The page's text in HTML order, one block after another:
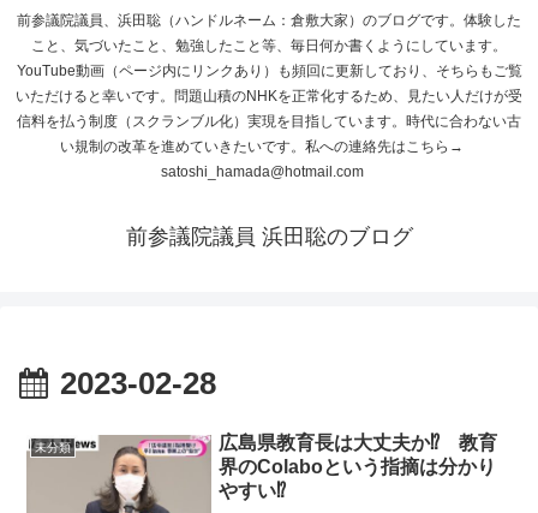
前参議院議員、浜田聡（ハンドルネーム：倉敷大家）のブログです。体験した
こと、気づいたこと、勉強したこと等、毎日何か書くようにしています。
YouTube動画（ページ内にリンクあり）も頻回に更新しており、そちらもご覧
いただけると幸いです。問題山積のNHKを正常化するため、見たい人だけが受
信料を払う制度（スクランブル化）実現を目指しています。時代に合わない古
い規制の改革を進めていきたいです。私への連絡先はこちら→
satoshi_hamada@hotmail.com
前参議院議員 浜田聡のブログ
2023-02-28
未分類
広島県教育長は大丈夫か⁉ 教育
界のColaboという指摘は分かり
やすい⁉